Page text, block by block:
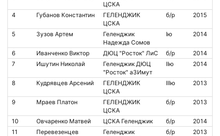
ЦСКА
4 Губанов Константин
ГЕЛЕНДЖИК
ЦСКА
б/р 2015
5 Зузов Артем
Геленджик
Надежда Сомов
Iю 2014
6 Иванченко Виктор ДЮЦ "Росток" ЛиС б/р
2014
7
Ишутин Николай
Геленджик ДЮЦ
"Росток" аЗИмут
IIю 2014
8 Кудрявцев Арсений
ГЕЛЕНДЖИК
ЦСКА
IIIю 2013
9 Мраев Платон
ГЕЛЕНДЖИК
ЦСКА
б/р 2013
10 Овчаренко Матвей ЦСКА Геленджик б/р
2014
11
Перевезенцев
Геленджик
б/р 2013